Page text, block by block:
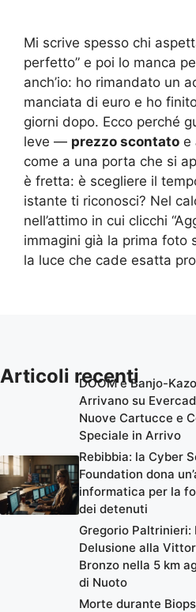
Mi scrive spesso chi
perfetto” e poi lo manca
anch’io: ho rimandato un
manciata di euro e ho
giorni dopo. Ecco perché
leve — prezzo scontato e
come a una porta che si
è fretta: è scegliere il
istante ti riconosci? Nel
nell’attimo in cui clicchi
immagini già la prima foto
la luce che cade esatta
Articoli recenti
DOOM e Banjo-
Arrivano su
Nuove Cartucce e
Speciale in Arrivo
Rebibbia: la Cyber
Foundation dona
informatica per la
dei detenuti
Gregorio Paltrinieri:
Delusione alla
Bronzo nella 5 km
di Nuoto
Morte durante